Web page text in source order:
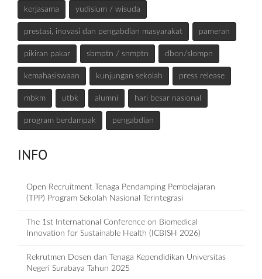
kerjasama yudisium / wisuda
prestasi, inovasi dan pengabdian masyarakat pameran
pikiran pakar sbmptn / snmptn dbon/slompn
kemahasiswaan kunjungan sekolah press release
mbkm utbk alumni hari besar nasional
program berdampak pengabdian
INFO
Open Recruitment Tenaga Pendamping Pembelajaran
(TPP) Program Sekolah Nasional Terintegrasi
The 1st International Conference on Biomedical
Innovation for Sustainable Health (ICBISH 2026)
Rekrutmen Dosen dan Tenaga Kependidikan Universitas
Negeri Surabaya Tahun 2025